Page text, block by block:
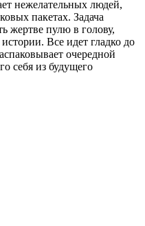
нежелательных людей,
пакетах. Задача
пулю в голову,
Все идет гладко до
очередной
себя из будущего